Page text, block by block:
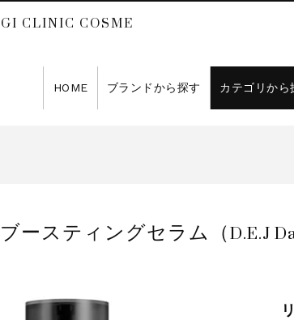
CLINIC COSME
HOME ブランドから探す カテゴリから
ースティングセラム（D.E.J